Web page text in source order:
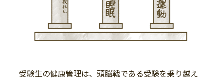
受験生の健康管理は、頭脳戦である受験を乗り越え